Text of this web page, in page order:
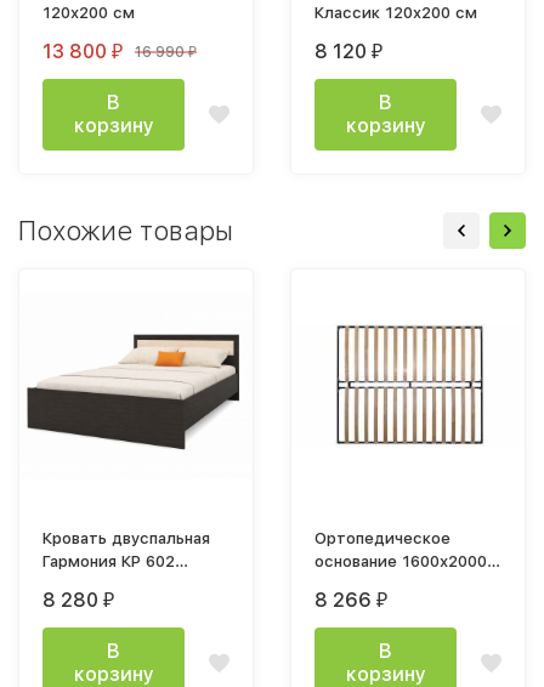
120х200 см
13 800 ₽ 16 990₽
В
корзину
Классик 120x200 см
8 120 ₽
В
корзину
Похожие товары
Кровать двуспальная
Гармония КР 602
белфорт
8 280 ₽
В
корзину
Ортопедическое
основание 1600х2000
8 266 ₽
В
корзину